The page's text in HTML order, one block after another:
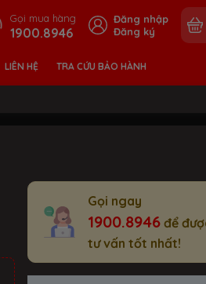
Gọi mua hàng
1900.8946
Đăng nhập
Đăng ký
LIÊN HỆ TRA CỨU BẢO HÀNH
Gọi ngay
1900.8946 để
tư vấn tốt nhất!